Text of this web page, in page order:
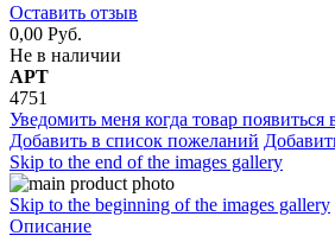
Оставить отзыв
0,00 Руб.
Не в наличии
АРТ
4751
Уведомить меня когда товар появиться
Добавить в список пожеланий
Skip to the end of the images gallery
Skip to the beginning of the images gallery
Описание